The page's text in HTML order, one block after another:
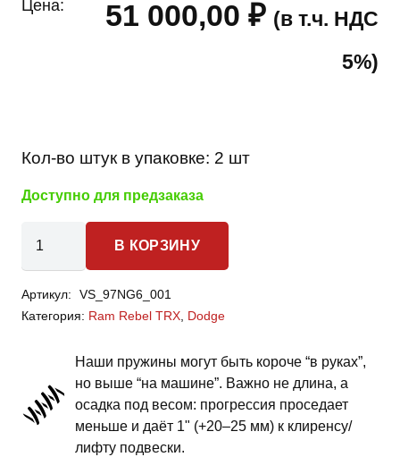
Цена: 51 000,00 ₽ (в т.ч. НДС
5%)
Кол-во штук в упаковке: 2 шт
Доступно для предзаказа
товара
Ram
Rebel TRX
пружины
задней
подвески
В КОРЗИНУ
Артикул:
VS_97NG6_001
Категория: Ram Rebel TRX Dodge
Наши пружины могут быть короче “в руках”,
но выше “на машине”. Важно не длина, а
осадка под весом: прогрессия проседает
меньше и даёт 1" (+20–25 мм) к клиренсу/
лифту подвески.